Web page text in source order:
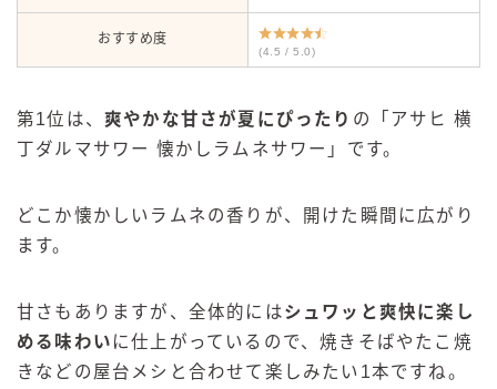
おすすめ度
(4.5 / 5.0)
第1位は、 爽やかな甘さが夏にぴったり の「アサヒ 横
丁ダルマサワー 懐かしラムネサワー」です。
どこか懐かしいラムネの香りが、開けた瞬間に広がり
ます。
甘さもありますが、全体的にはシュワッと爽快に楽し
める味わい に仕上がっているので、焼きそばやたこ焼
きなどの屋台メシと合わせて楽しみたい1本ですね。